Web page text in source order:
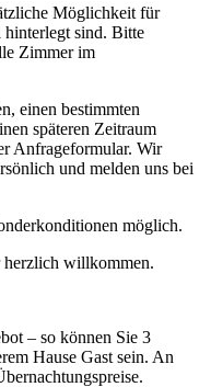
Möglichkeit für
sind. Bitte
Zimmer im
einen bestimmten
späteren Zeitraum
Anfrageformular. Wir
und melden uns bei
möglich.
herzlich willkommen.
– so können Sie 3
Hause Gast sein. An